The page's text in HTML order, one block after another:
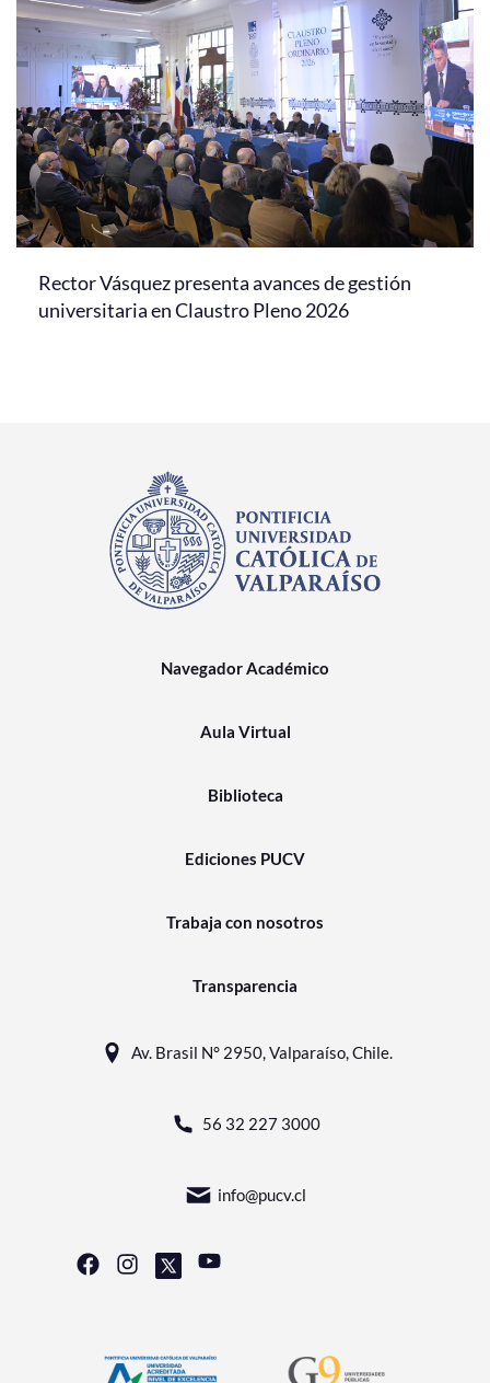
Rector Vásquez presenta avances de gestión
universitaria en Claustro Pleno 2026
Navegador Académico
Aula Virtual
Biblioteca
Ediciones PUCV
Trabaja con nosotros
Transparencia
Av. Brasil N° 2950, Valparaíso, Chile.
56 32 227 3000
info@pucv.cl